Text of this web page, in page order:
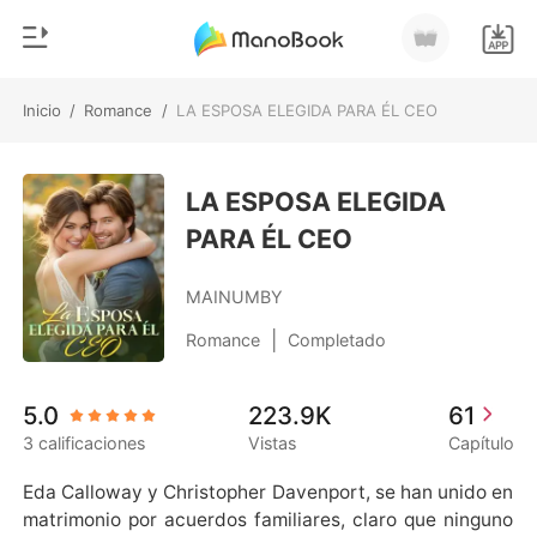
Inicio / Romance / LA ESPOSA ELEGIDA PARA ÉL CEO
Recargar
Historia
Salir
Instalar APP
Género
Moderno
Hombre Lobo
Cuentos
Urbano
LA ESPOSA ELEGIDA
PARA ÉL CEO
MAINUMBY
Romance Completado
5.0
3 calificaciones
223.9K
Vistas
61
Capítulo
Eda Calloway y Christopher Davenport, se han unido en
matrimonio por acuerdos familiares, claro que ninguno